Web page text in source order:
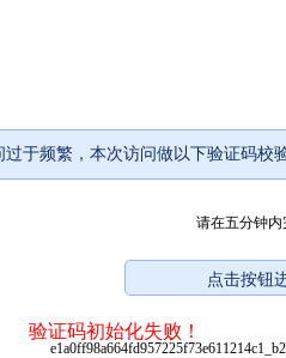
过于频繁，本次访问做以下验证码校验
请在五分钟内
验证码初始化失败！